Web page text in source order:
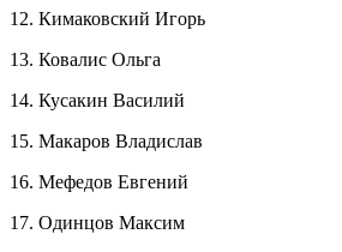
12. Кимаковский Игорь
13. Ковалис Ольга
14. Кусакин Василий
15. Макаров Владислав
16. Мефедов Евгений
17. Одинцов Максим